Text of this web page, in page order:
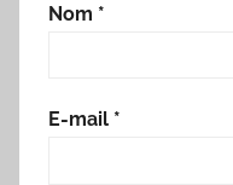
Nom *
E-mail *